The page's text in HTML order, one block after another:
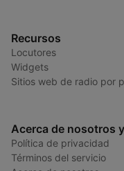
Recursos
Locutores
Widgets
Sitios web de radio por
Acerca de nosotros
Política de privacidad
Términos del servicio